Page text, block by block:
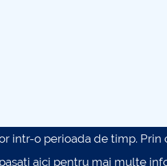
intr-o perioada de timp.
aici pentru mai multe